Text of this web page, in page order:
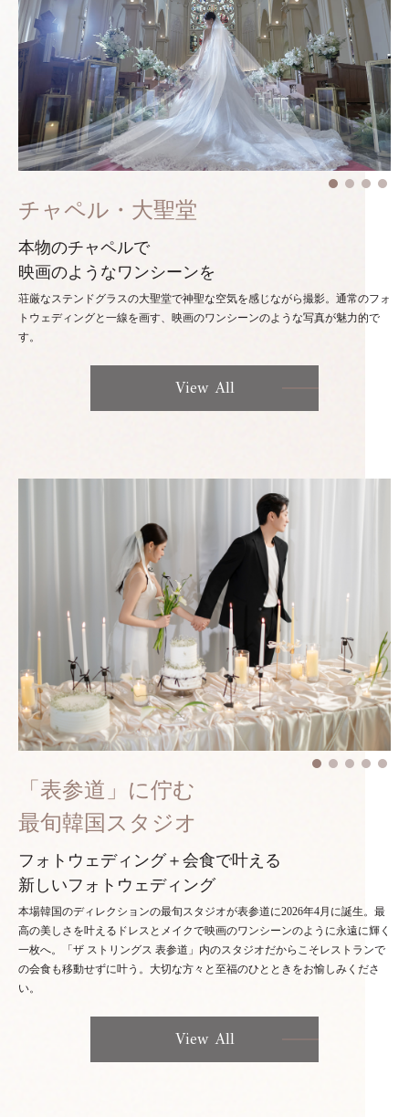
チャペル・大聖堂
本物のチャペルで
映画のようなワンシーンを
荘厳なステンドグラスの大聖堂で神聖な空気を感じながら撮影。通常のフォ
トウェディングと一線を画す、映画のワンシーンのような写真が魅力的で
す。
View All
「表参道」に佇む
最旬韓国スタジオ
フォトウェディング＋会食で叶える
新しいフォトウェディング
本場韓国のディレクションの最旬スタジオが表参道に2026年4月に誕生。最
高の美しさを叶えるドレスとメイクで映画のワンシーンのように永遠に輝く
一枚へ。「ザ ストリングス 表参道」内のスタジオだからこそレストランで
の会食も移動せずに叶う。大切な方々と至福のひとときをお愉しみくださ
い。
View All